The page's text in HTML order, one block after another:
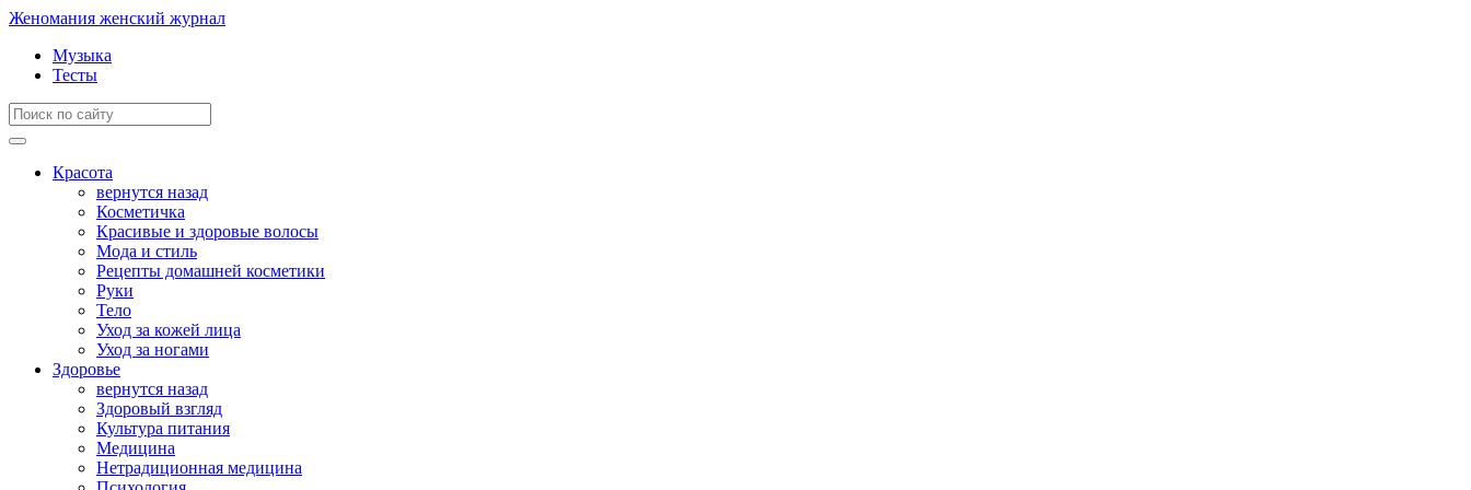
Женомания женский журнал
Музыка
Тесты
Красота
вернутся назад
Косметичка
Красивые и здоровые волосы
Мода и стиль
Рецепты домашней косметики
Руки
Тело
Уход за кожей лица
Уход за ногами
Здоровье
вернутся назад
Здоровый взгляд
Культура питания
Медицина
Нетрадиционная медицина